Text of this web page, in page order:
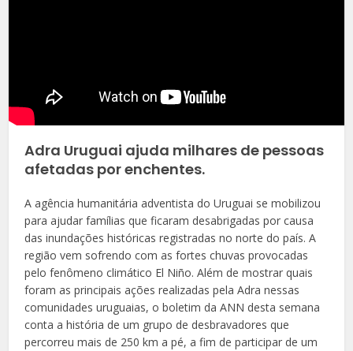
Adra Uruguai ajuda milhares de pessoas
afetadas por enchentes.
A agência humanitária adventista do Uruguai se mobilizou
para ajudar famílias que ficaram desabrigadas por causa
das inundações históricas registradas no norte do país. A
região vem sofrendo com as fortes chuvas provocadas
pelo fenômeno climático El Niño. Além de mostrar quais
foram as principais ações realizadas pela Adra nessas
comunidades uruguaias, o boletim da ANN desta semana
conta a história de um grupo de desbravadores que
percorreu mais de 250 km a pé, a fim de participar de um